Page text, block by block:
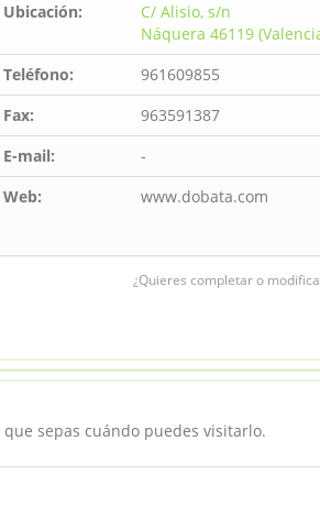
Ubicación:
C/ Alisio, s/n
Náquera 46119
Teléfono:
961609855
Fax:
963591387
E-mail:
-
Web:
www.dobata.com
¿Quieres completar o
sepas cuándo puedes visitarlo.